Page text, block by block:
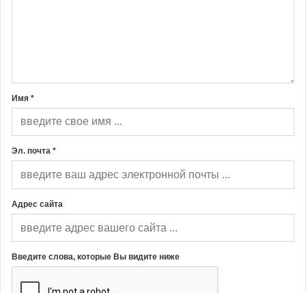
Имя *
Эл. почта *
Адрес сайта
Введите слова, которые Вы видите ниже